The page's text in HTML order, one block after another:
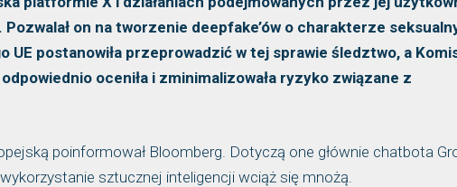
on na tworzenie deepfake’ów o charakterze
UE postanowiła przeprowadzić w tej sprawie śledztwo, a
oceniła i zminimalizowała ryzyko związane z
poinformował Bloomberg. Dotyczą one głównie chatbota
sztucznej inteligencji wciąż się mnożą.